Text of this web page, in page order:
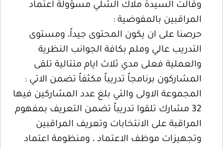
وقالت السيدة ملاك الشلي مسؤولة اعتماد
المراقبين بالمفوضية :
حرصنا على ان يكون المحتوى جيداً، ومستوى
التدريب عالي وملم بكافة الجوانب النظرية
والعملية فعلى مدي ثلاث ايام متتالية تلقى
المشاركون برنامجاً تدريباً مكثفاً تضمن الاتي :
المجموعة الاولى والتي بلغ عدد المشاركين فيها
32 مشارك تلقوا تدريباً تضمن التعريف بمفهوم
المراقبة على الانتخابات وتعريف المراقبين
وتجهيزات موظف الاعتماد ، ومنظومة اعتماد